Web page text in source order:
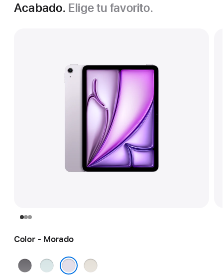
Acabado. Elige tu favorito.
Color - Morado
Gris
Azul
Blanco